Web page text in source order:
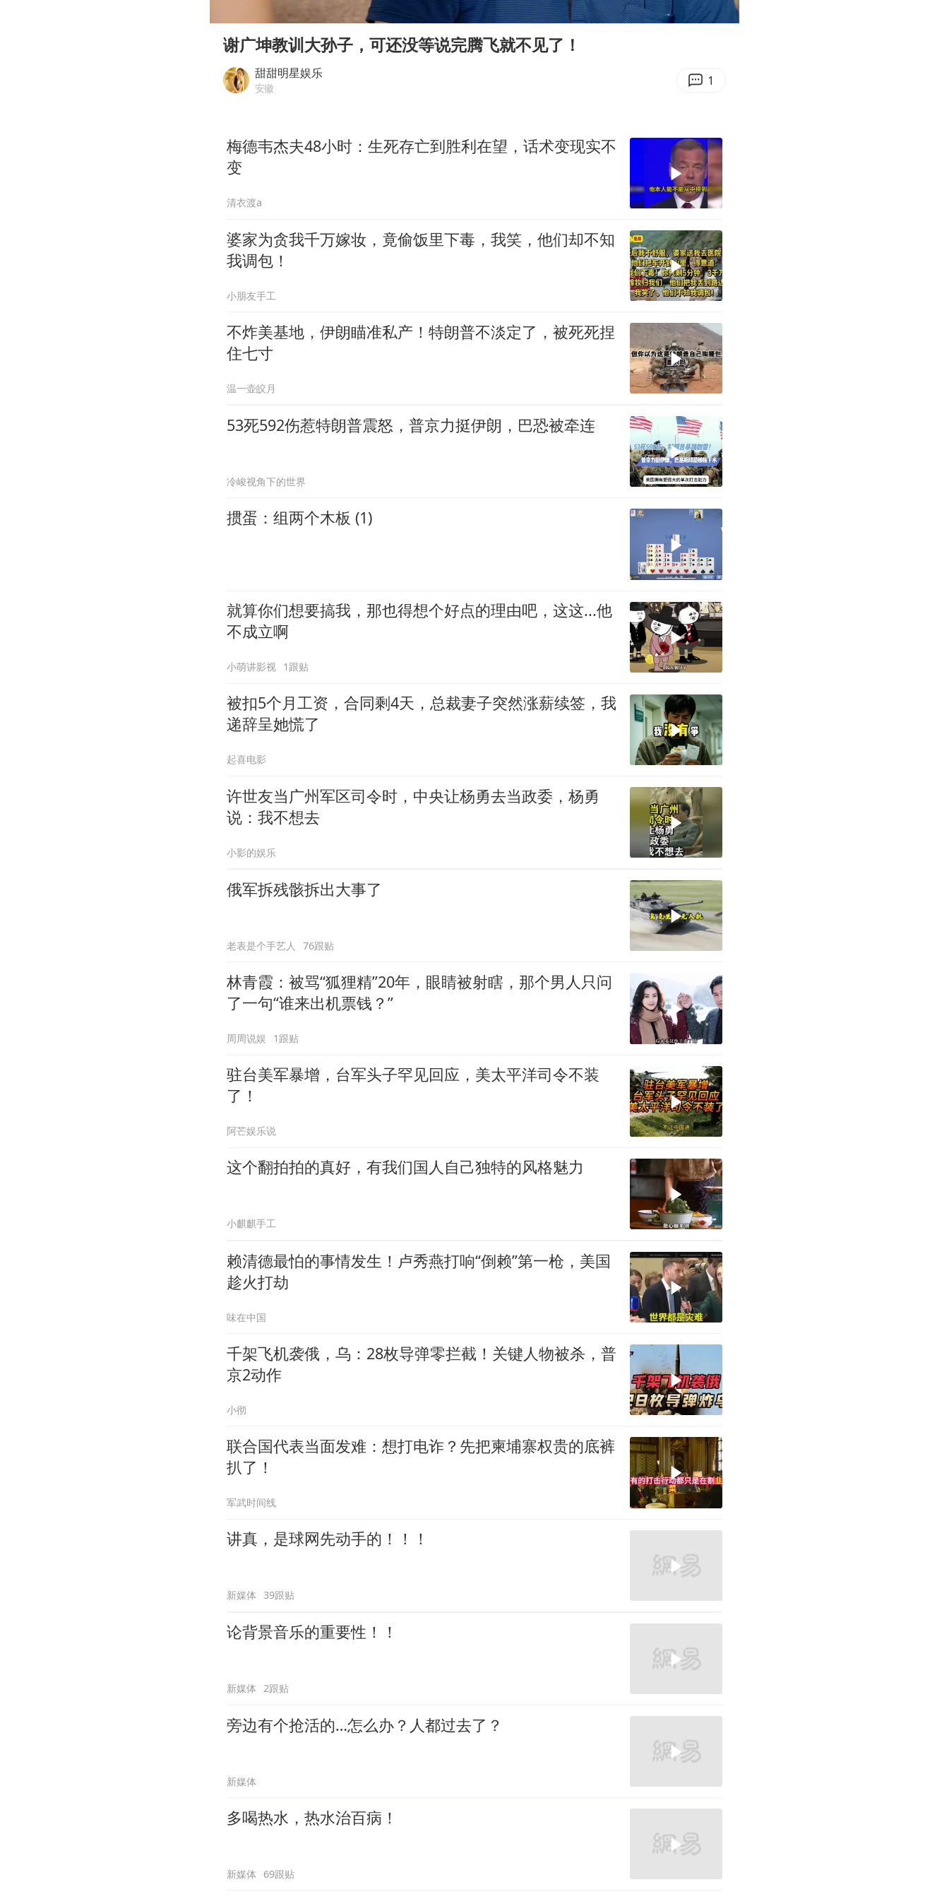
今日立秋你咬秋了吗
欧阳娜娜窦靖童好搭
河南：推进人事招录等领域问题整治
02:46
Enter
谢广坤教训大孙子，可还没等说完腾飞就不见了！
甜甜明星娱乐
安徽 1
梅德韦杰夫48小时：生死存亡到胜利在望，话术变现实不
变
清衣渡a
婆家为贪我千万嫁妆，竟偷饭里下毒，我笑，他们却不知
我调包！
小朋友手工
不炸美基地，伊朗瞄准私产！特朗普不淡定了，被死死捏
住七寸
温一壶皎月
53死592伤惹特朗普震怒，普京力挺伊朗，巴恐被牵连
冷峻视角下的世界
掼蛋：组两个木板 (1)
就算你们想要搞我，那也得想个好点的理由吧，这这...他
不成立啊
小萌讲影视 1跟贴
被扣5个月工资，合同剩4天，总裁妻子突然涨薪续签，我
递辞呈她慌了
起喜电影
许世友当广州军区司令时，中央让杨勇去当政委，杨勇
说：我不想去
小影的娱乐
俄军拆残骸拆出大事了
老表是个手艺人 76跟贴
林青霞：被骂“狐狸精”20年，眼睛被射瞎，那个男人只问
了一句“谁来出机票钱？”
周周说娱 1跟贴
驻台美军暴增，台军头子罕见回应，美太平洋司令不装
了！
阿芒娱乐说
这个翻拍拍的真好，有我们国人自己独特的风格魅力
小麒麒手工
赖清德最怕的事情发生！卢秀燕打响“倒赖”第一枪，美国
趁火打劫
味在中国
千架飞机袭俄，乌：28枚导弹零拦截！关键人物被杀，普
京2动作
小彻
联合国代表当面发难：想打电诈？先把柬埔寨权贵的底裤
扒了！
军武时间线
讲真，是球网先动手的！！！
新媒体 39跟贴
论背景音乐的重要性！！
新媒体 2跟贴
旁边有个抢活的…怎么办？人都过去了？
新媒体
多喝热水，热水治百病！
新媒体 69跟贴